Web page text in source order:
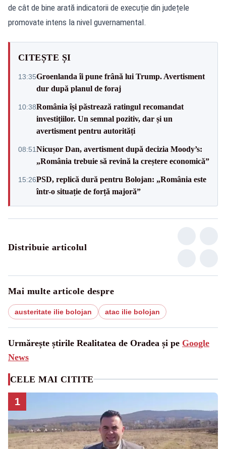
de cât de bine arată indicatorii de execuție din județele
promovate intens la nivel guvernamental.
CITEȘTE ȘI
13:35Groenlanda îi pune frână lui Trump. Avertisment
dur după planul de foraj
10:38România își păstrează ratingul recomandat
investițiilor. Un semnal pozitiv, dar și un
avertisment pentru autorități
08:51Nicușor Dan, avertisment după decizia Moody’s:
„România trebuie să revină la creștere economică”
15:26PSD, replică dură pentru Bolojan: „România este
într-o situație de forță majoră”
Distribuie articolul
Mai multe articole despre
austeritate ilie bolojan atac ilie bolojan
Urmărește știrile Realitatea de Oradea și pe Google
News
CELE MAI CITITE
1